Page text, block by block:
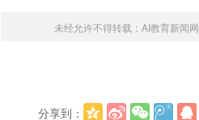
未经允许不得转载： AI教育新闻网
分享到：